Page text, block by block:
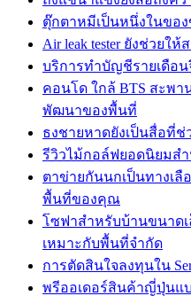
ตุ๊กตาหมีเป็นหนึ่งในขอ
Air leak tester ยังช่วยใ
บริการทำบัญชีรายเดือน
คอนโด ใกล้ BTS สะพ
พัฒนาของพื้นที่
ธงชายหาดยังเป็นสื่อที่ช่
รีวิวไม้กอล์ฟยอดนิยมส
ตาข่ายกันนกเป็นทางเ
พื้นที่ของคุณ
โซฟาสำหรับบ้านขนาด
เหมาะกับพื้นที่จำกัด
การตัดสินใจลงทุนใน
พรีออเดอร์สินค้าญี่ปุ่นแ